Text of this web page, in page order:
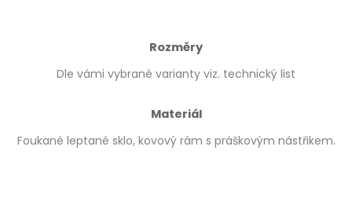
Rozměry
Dle vámi vybrané varianty viz. technický list
Materiál
Foukané leptané sklo, kovový rám s práškovým nástřikem.